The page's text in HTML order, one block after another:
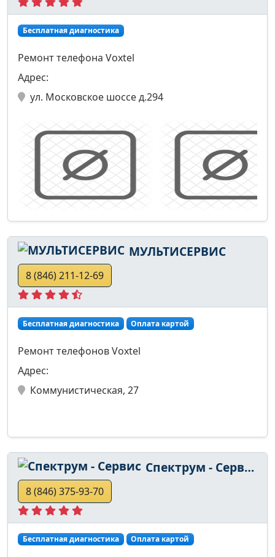
Бесплатная диагностика
Ремонт телефона Voxtel
Адрес:
ул. Московское шоссе д.294
МУЛЬТИСЕРВИС
8 (846) 211-12-69
Бесплатная диагностика Оплата картой
Ремонт телефонов Voxtel
Адрес:
Коммунистическая, 27
Спектрум - Сервис
8 (846) 375-93-70
Бесплатная диагностика Оплата картой